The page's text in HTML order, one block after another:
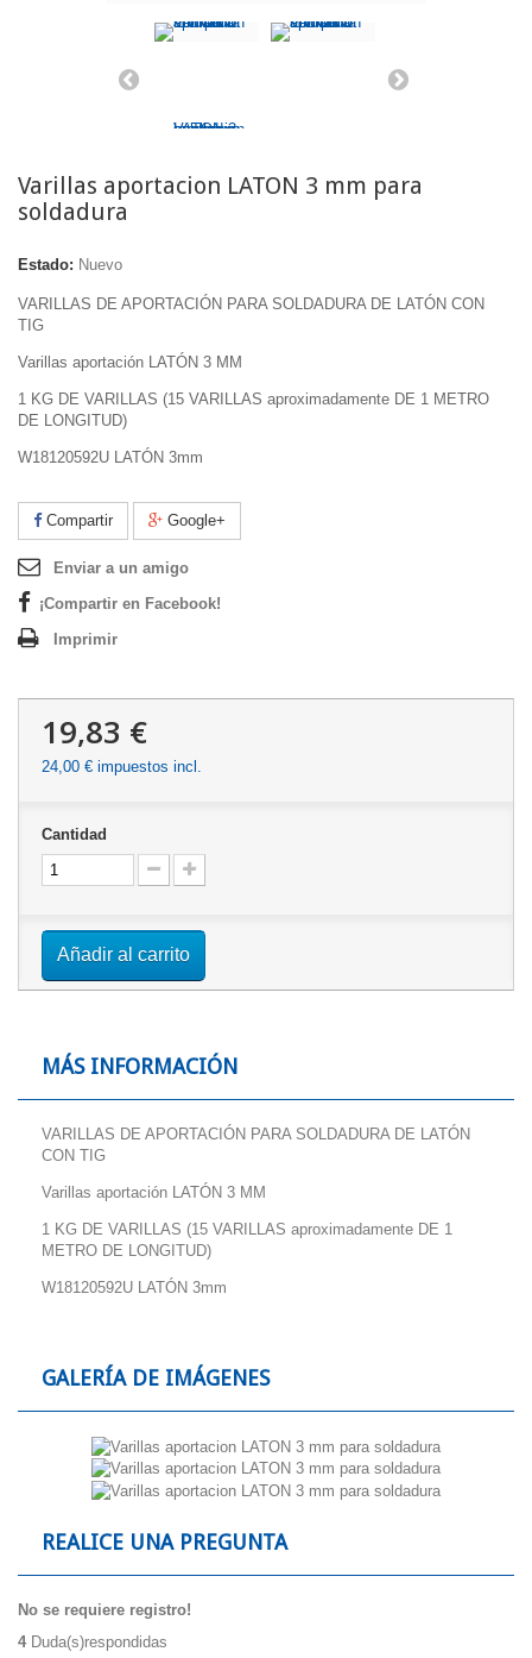
Varillas aportacion LATON 3 mm para
soldadura
Estado: Nuevo
VARILLAS DE APORTACIÓN PARA SOLDADURA DE LATÓN CON
TIG
Varillas aportación LATÓN 3 MM
1 KG DE VARILLAS (15 VARILLAS aproximadamente DE 1 METRO
DE LONGITUD)
W18120592U LATÓN 3mm
Compartir Google+
Enviar a un amigo
¡Compartir en Facebook!
Imprimir
19,83 €
24,00 € impuestos incl.
Cantidad
Añadir al carrito
MÁS INFORMACIÓN
VARILLAS DE APORTACIÓN PARA SOLDADURA DE LATÓN
CON TIG
Varillas aportación LATÓN 3 MM
1 KG DE VARILLAS (15 VARILLAS aproximadamente DE 1
METRO DE LONGITUD)
W18120592U LATÓN 3mm
GALERÍA DE IMÁGENES
REALICE UNA PREGUNTA
No se requiere registro!
4 Duda(s)respondidas